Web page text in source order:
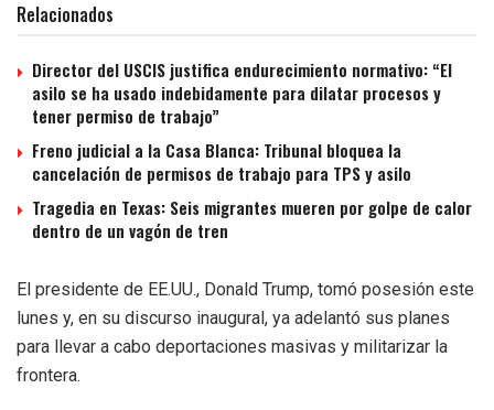
Relacionados
Director del USCIS justifica endurecimiento normativo: “El
asilo se ha usado indebidamente para dilatar procesos y
tener permiso de trabajo”
Freno judicial a la Casa Blanca: Tribunal bloquea la
cancelación de permisos de trabajo para TPS y asilo
Tragedia en Texas: Seis migrantes mueren por golpe de calor
dentro de un vagón de tren
El presidente de EE.UU., Donald Trump, tomó posesión este
lunes y, en su discurso inaugural, ya adelantó sus planes
para llevar a cabo deportaciones masivas y militarizar la
frontera.